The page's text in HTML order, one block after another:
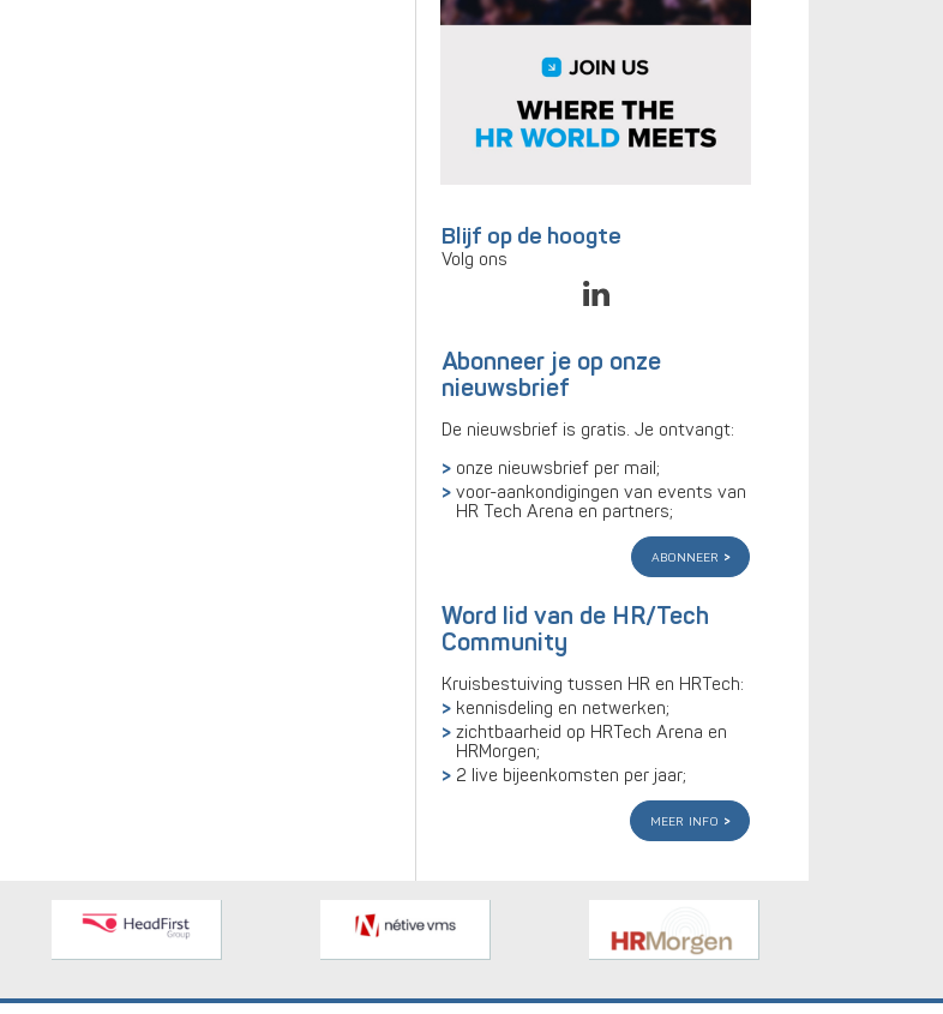
Blijf op de hoogte
Volg ons
Abonneer je op onze
nieuwsbrief
De nieuwsbrief is gratis. Je ontvangt:
onze nieuwsbrief per mail;
voor-aankondigingen van events van
HR Tech Arena en partners;
abonneer
Word lid van de HR/Tech
Community
Kruisbestuiving tussen HR en HRTech:
kennisdeling en netwerken;
zichtbaarheid op HRTech Arena en
HRMorgen;
2 live bijeenkomsten per jaar;
meer info